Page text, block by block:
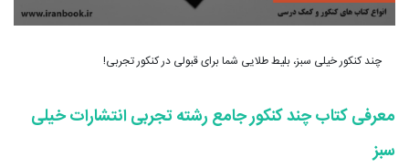
چند کنکور خیلی سبز، بلیط طلایی شما برای قبولی در کنکور تجربی!
معرفی کتاب چند کنکور جامع رشته تجربی انتشارات خیلی
سبز